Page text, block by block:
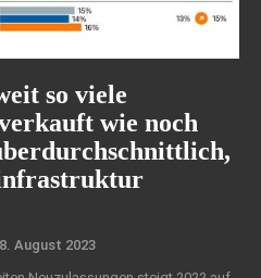
so viele
wie noch
8. August 2023